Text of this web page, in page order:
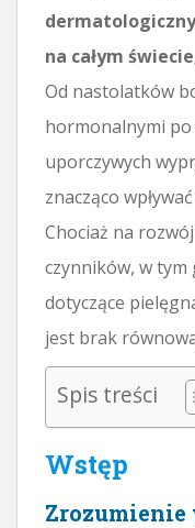
na całym
Od nastolatków
hormonalnymi po
uporczywych
znacząco
Chociaż na
czynników, w tym
dotyczące
jest brak
Spis treści
Wstęp
Zrozumienie